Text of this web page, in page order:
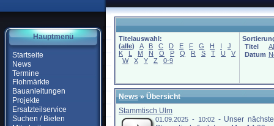
Hauptmenü
Startseite
News
Termine
Flohmärkte
Bauanleitungen
Projekte
Ersatzteilservice
Suchen / Bieten
Titelauswahl:
(alle) A B C D E F G H I
J
K
L M N O P Q R S T U
V
W
X Y Z 0-9
Titel
Datum
News» Übersicht
Stammtisch Ulm
01.09.2025 - 10:02- Unser